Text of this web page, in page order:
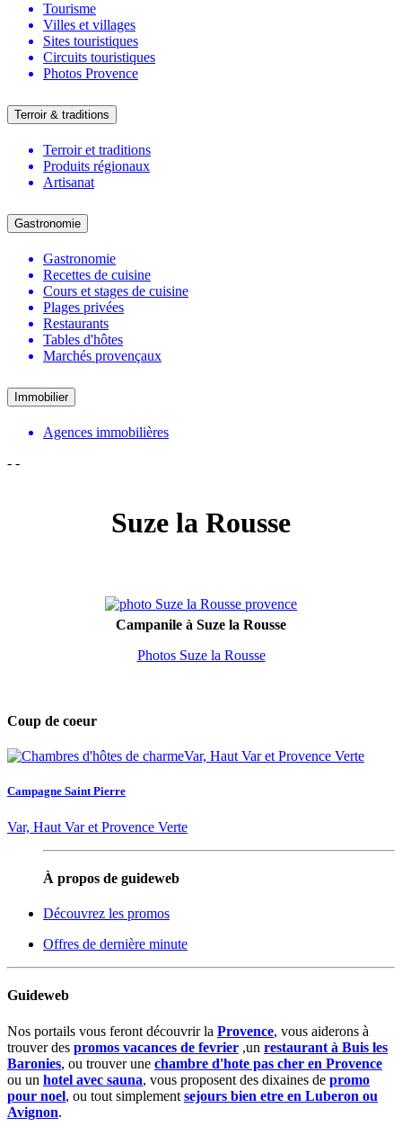
Tourisme
Villes et villages
Sites touristiques
Circuits touristiques
Photos Provence
Terroir & traditions
Terroir et traditions
Produits régionaux
Artisanat
Gastronomie
Gastronomie
Recettes de cuisine
Cours et stages de cuisine
Plages privées
Restaurants
Tables d'hôtes
Marchés provençaux
Immobilier
Agences immobilières
- -
Suze la Rousse
Campanile à Suze la Rousse
Photos Suze la Rousse
Coup de coeur
Campagne Saint Pierre
Var, Haut Var et Provence Verte
À propos de guideweb
Découvrez les promos
Offres de dernière minute
Guideweb
Nos portails vous feront découvrir la Provence, vous aiderons à
trouver des promos vacances de fevrier ,un restaurant à Buis les
Baronies, ou trouver une chambre d'hote pas cher en Provence
ou un hotel avec sauna, vous proposent des dixaines de promo
pour noel, ou tout simplement sejours bien etre en Luberon ou
Avignon.